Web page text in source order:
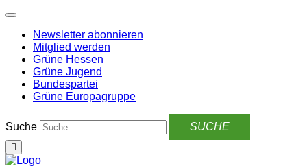
Weiter
Inhalt
Newsletter abonnieren
Mitglied werden
Grüne Hessen
Grüne Jugend
Bundespartei
Grüne Europagruppe
Suche